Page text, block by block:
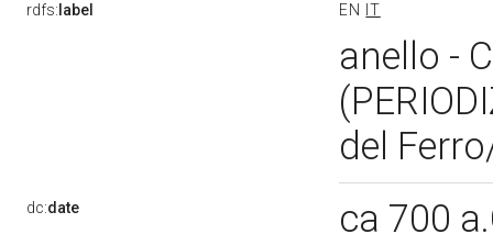
rdfs: label EN IT
anello -
del
dc:date ca 700